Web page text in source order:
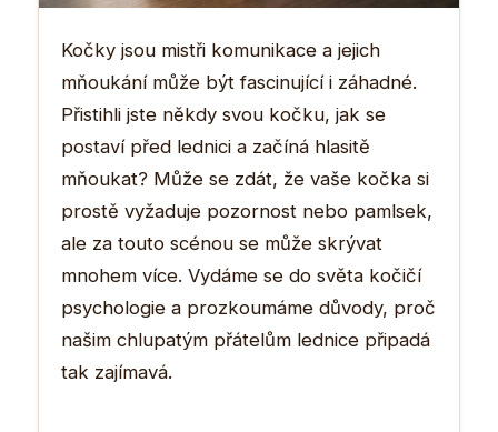
Kočky jsou mistři komunikace a jejich
mňoukání může být fascinující i záhadné.
Přistihli jste někdy svou kočku, jak se
postaví před lednici a začíná hlasitě
mňoukat? Může se zdát, že vaše kočka si
prostě vyžaduje pozornost nebo pamlsek,
ale za touto scénou se může skrývat
mnohem více. Vydáme se do světa kočičí
psychologie a prozkoumáme důvody, proč
našim chlupatým přátelům lednice připadá
tak zajímavá.